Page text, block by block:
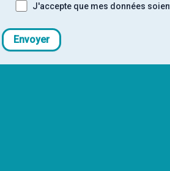
J'accepte que mes données